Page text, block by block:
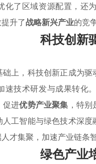
化了区域资源配置，还
升了战略新兴产业的竞
科技创新
上，科技创新正成为
速技术研发与成果转化
促进优势产业聚集 ，特
工智能与绿色技术深
才集聚，加速产业链
绿色产业